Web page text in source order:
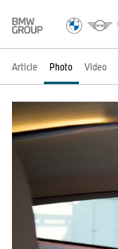
Article Photo Video